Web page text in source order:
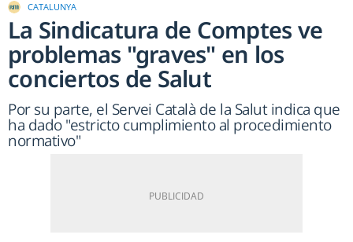
CATALUNYA
La Sindicatura de Comptes ve
problemas "graves" en los
conciertos de Salut
Por su parte, el Servei Català de la Salut indica que
ha dado "estricto cumplimiento al procedimiento
normativo"